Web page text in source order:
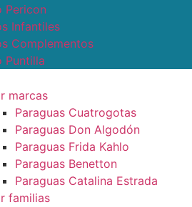
Pericon
Infantiles
Complementos
Puntilla
marcas
Paraguas Cuatrogotas
Paraguas Don Algodón
Paraguas Frida Kahlo
Paraguas Benetton
Paraguas Catalina Estrada
familias